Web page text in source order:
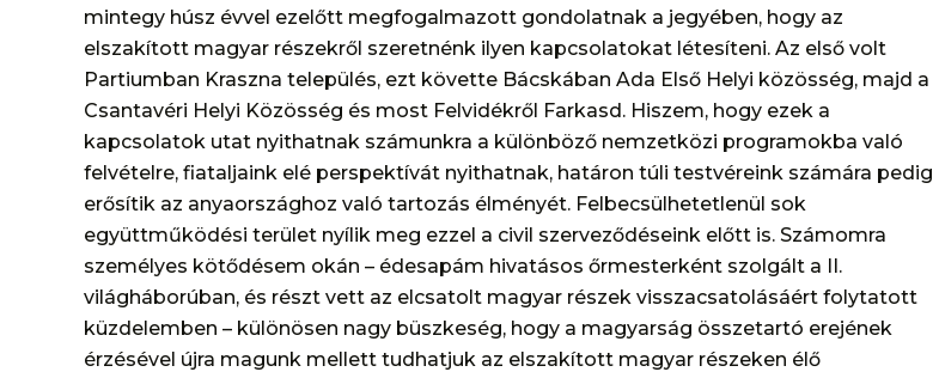
mintegy húsz évvel ezelőtt megfogalmazott gondolatnak a jegyében, hogy az
elszakított magyar részekről szeretnénk ilyen kapcsolatokat létesíteni. Az első volt
Partiumban Kraszna település, ezt követte Bácskában Ada Első Helyi közösség, majd a
Csantavéri Helyi Közösség és most Felvidékről Farkasd. Hiszem, hogy ezek a
kapcsolatok utat nyithatnak számunkra a különböző nemzetközi programokba való
felvételre, fiataljaink elé perspektívát nyithatnak, határon túli testvéreink számára pedig
erősítik az anyaországhoz való tartozás élményét. Felbecsülhetetlenül sok
együttműködési terület nyílik meg ezzel a civil szerveződéseink előtt is. Számomra
személyes kötődésem okán – édesapám hivatásos őrmesterként szolgált a II.
világháborúban, és részt vett az elcsatolt magyar részek visszacsatolásáért folytatott
küzdelemben – különösen nagy büszkeség, hogy a magyarság összetartó erejének
érzésével újra magunk mellett tudhatjuk az elszakított magyar részeken élő